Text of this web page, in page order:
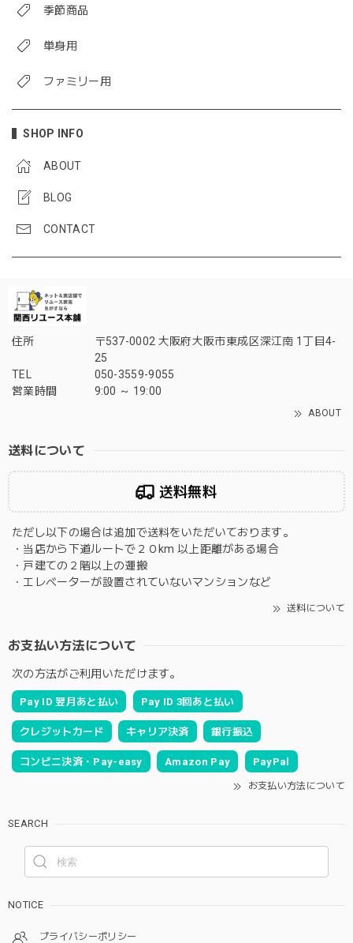
季節商品
単身用
ファミリー用
SHOP INFO
ABOUT
BLOG
CONTACT
住所
〒537-0002 大阪府大阪市東成区深江南 1丁目4-
25
TEL
050-3559-9055
営業時間
9:00 ～ 19:00
ABOUT
送料について
送料無料
ただし以下の場合は追加で送料をいただいております。
・当店から下道ルートで２０km 以上距離がある場合
・戸建ての２階以上の運搬
・エレベーターが設置されていないマンションなど
送料について
お支払い方法について
次の方法がご利用いただけます。
Pay ID 翌月あと払い Pay ID 3回あと払い
クレジットカード キャリア決済 銀行振込
コンビニ決済・Pay-easy Amazon Pay PayPal
お支払い方法について
SEARCH
NOTICE
プライバシーポリシー